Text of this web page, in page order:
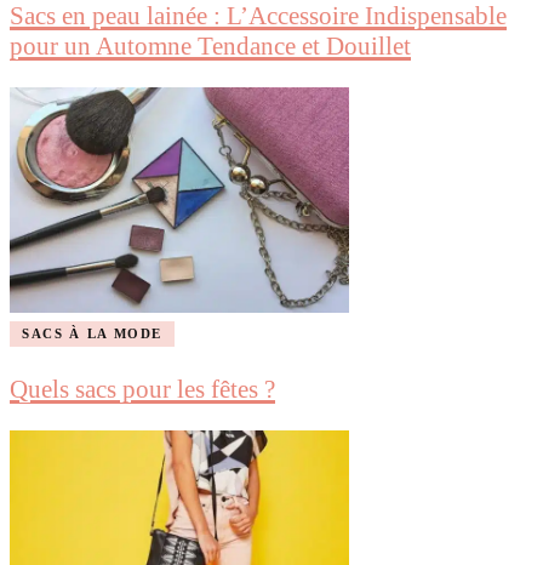
Sacs en peau lainée : L’Accessoire Indispensable
pour un Automne Tendance et Douillet
SACS À LA MODE
Quels sacs pour les fêtes ?